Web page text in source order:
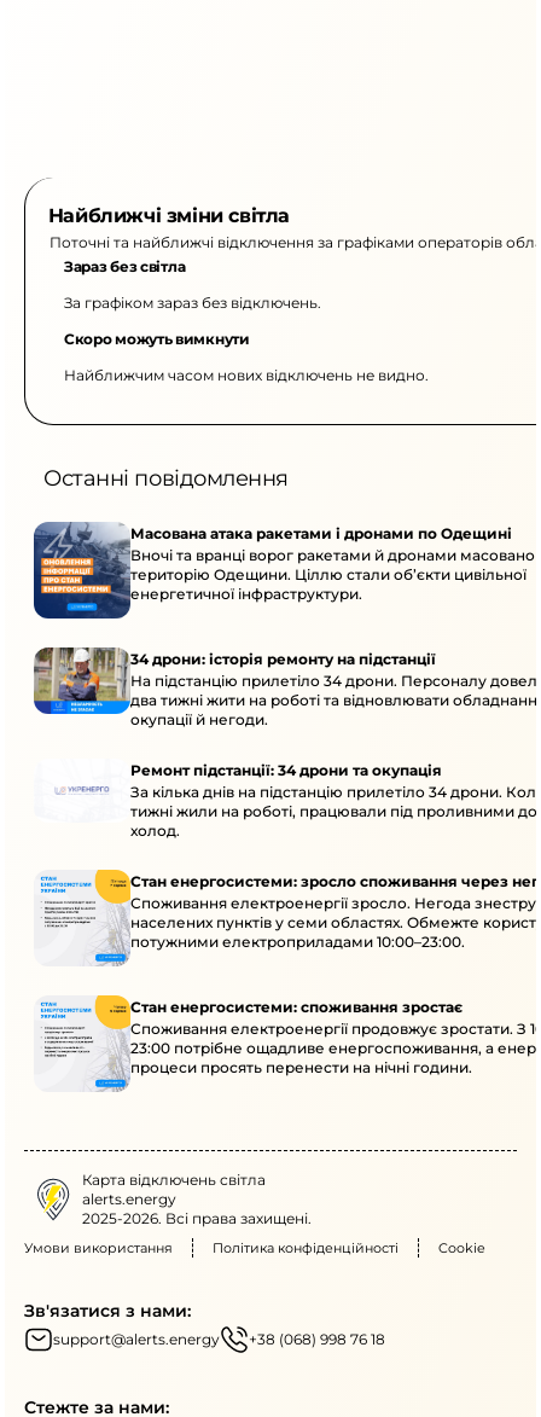
Найближчі зміни світла
Поточні та найближчі відключення за графіками операторів
Зараз без світла
За графіком зараз без відключень.
Скоро можуть вимкнути
Найближчим часом нових відключень не видно.
Останні повідомлення
Масована атака ракетами і дронами по Одещині
Вночі та вранці ворог ракетами й дронами масовано
територію Одещини. Ціллю стали об’єкти цивільної
енергетичної інфраструктури.
34 дрони: історія ремонту на підстанції
На підстанцію прилетіло 34 дрони. Персоналу
два тижні жити на роботі та відновлювати
окупації й негоди.
Ремонт підстанції: 34 дрони та окупація
За кілька днів на підстанцію прилетіло 34 дрони.
тижні жили на роботі, працювали під проливними
холод.
Стан енергосистеми: зросло споживання через
Споживання електроенергії зросло. Негода
населених пунктів у семи областях. Обмежте
потужними електроприладами 10:00–23:00.
Стан енергосистеми: споживання зростає
Споживання електроенергії продовжує зростати. З
23:00 потрібне ощадливе енергоспоживання, а
процеси просять перенести на нічні години.
Карта відключень світла
alerts.energy
2025-2026. Всі права захищені.
Умови використання Політика конфіденційності Cookie
Зв'язатися з нами:
support@alerts.energy +38 (068) 998 76 18
Стежте за нами: